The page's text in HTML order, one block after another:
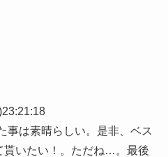
事は素晴らしい。是非、ベス
貰いたい！。ただね…。最後